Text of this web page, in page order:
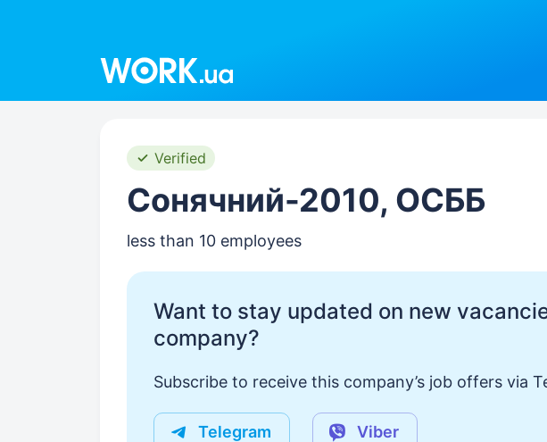
Verified
Сонячний-2010, ОСББ
less than 10 employees
Want to stay updated on new
company?
Subscribe to receive this company’s job offers via
Telegram Viber